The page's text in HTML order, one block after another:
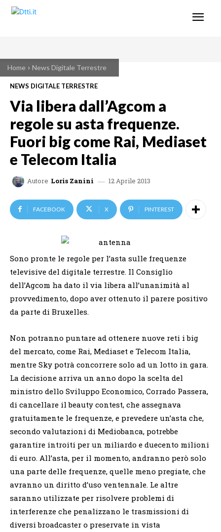
Home News Digitale Terrestre
NEWS DIGITALE TERRESTRE
Via libera dall’Agcom a
regole su asta frequenze.
Fuori big come Rai, Mediaset
e Telecom Italia
Autore Loris Zanini 12 Aprile 2013
FACEBOOK X PINTEREST
Sono pronte le regole per l’asta sulle frequenze
televisive del digitale terrestre. Il Consiglio
dell’Agcom ha dato il via libera all’unanimità al
provvedimento, dopo aver ottenuto il parere positivo
da parte di Bruxelles.
Non potranno puntare ad ottenere nuove reti i big
del mercato, come Rai, Mediaset e Telecom Italia,
mentre Sky potrà concorrere solo ad un lotto in gara.
La decisione arriva un anno dopo la scelta del
ministro dello Sviluppo Economico, Corrado Passera,
di cancellare il beauty contest, che assegnava
gratuitamente le frequenze, e prevedere un’asta che,
secondo valutazioni di Mediobanca, potrebbe
garantire introiti per un miliardo e duecento milioni
di euro. All’asta, per il momento, andranno però solo
una parte delle frequenze, quelle meno pregiate, che
avranno un diritto d’uso ventennale. Le altre
saranno utilizzate per risolvere problemi di
interferenze che penalizzano le trasmissioni di
diversi broadcaster o preservate in vista